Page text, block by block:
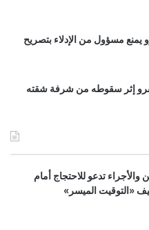
يمنع مسؤول من الإدلاء بتصريح
إثر سقوطه من شرفة شقته
والأجراء تدعو للاحتجاج أمام
«التوقيت الميسر»